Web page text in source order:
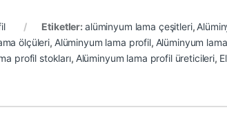
Etiketler: alüminyum lama çeşitleri,
ölçüleri, Alüminyum lama profil, Alüminyum
profil stokları, Alüminyum lama profil üreticileri,